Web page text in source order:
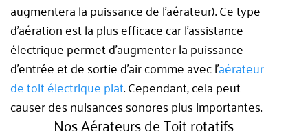
augmentera la puissance de l’aérateur). Ce type
d’aération est la plus efficace car l’assistance
électrique permet d’augmenter la puissance
d’entrée et de sortie d’air comme avec l’aérateur
de toit électrique plat. Cependant, cela peut
causer des nuisances sonores plus importantes.
Nos Aérateurs de Toit rotatifs